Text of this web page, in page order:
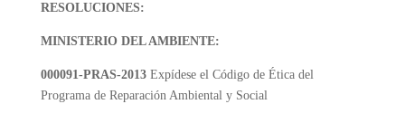
RESOLUCIONES:
MINISTERIO DEL AMBIENTE:
000091-PRAS-2013 Expídese el Código de Ética del
Programa de Reparación Ambiental y Social